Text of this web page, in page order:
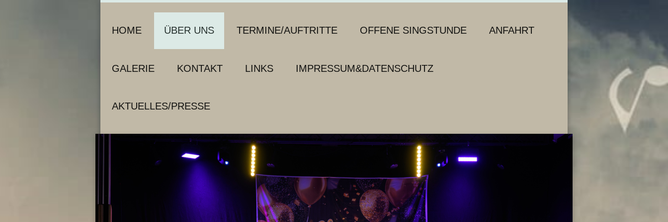
HOME ÜBER UNS TERMINE/AUFTRITTE OFFENE SINGSTUNDE ANFAHRT
GALERIE KONTAKT LINKS IMPRESSUM&DATENSCHUTZ
AKTUELLES/PRESSE